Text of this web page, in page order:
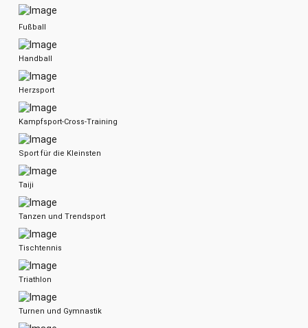
Fußball
Handball
Herzsport
Kampfsport-Cross-Training
Sport für die Kleinsten
Taiji
Tanzen und Trendsport
Tischtennis
Triathlon
Turnen und Gymnastik